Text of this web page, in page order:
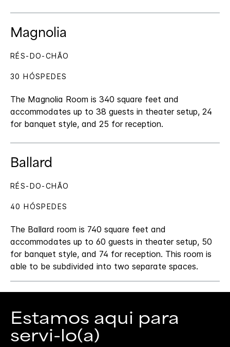
Magnolia
The Magnolia Room is 340 square feet and
accommodates up to 38 guests in theater setup, 24
for banquet style, and 25 for reception.
RÉS-DO-CHÃO
30 HÓSPEDES
Ballard
The Ballard room is 740 square feet and
accommodates up to 60 guests in theater setup, 50
for banquet style, and 74 for reception. This room is
able to be subdivided into two separate spaces.
RÉS-DO-CHÃO
40 HÓSPEDES
Estamos aqui para
servi-lo(a)